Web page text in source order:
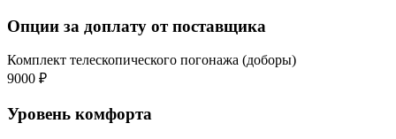
Опции за доплату от поставщика
Комплект телескопического погонажа (доборы)
9000 ₽
Уровень комфорта